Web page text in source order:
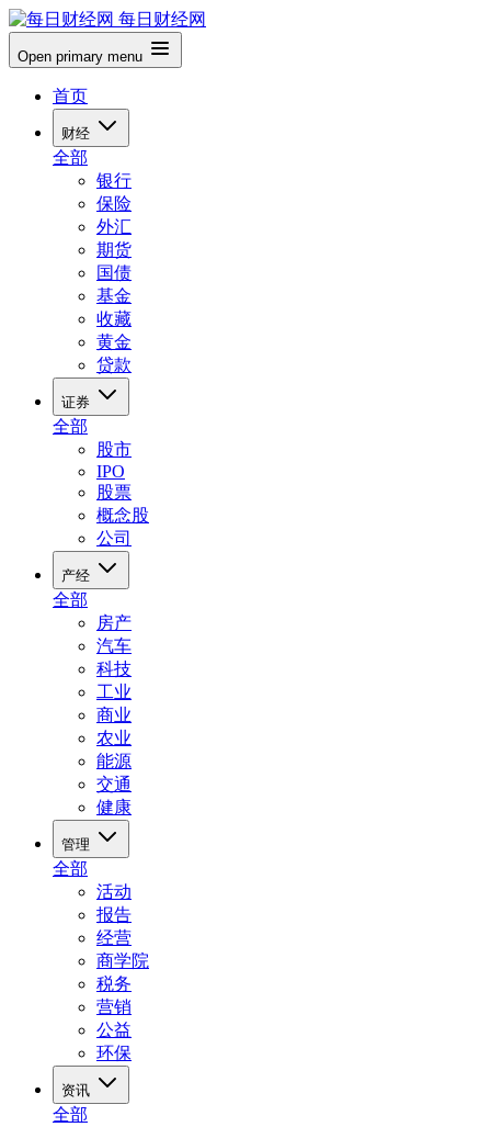
每日财经网
Open primary menu
首页
财经
全部
银行
保险
外汇
期货
国债
基金
收藏
黄金
贷款
证券
全部
股市
IPO
股票
概念股
公司
产经
全部
房产
汽车
科技
工业
商业
农业
能源
交通
健康
管理
全部
活动
报告
经营
商学院
税务
营销
公益
环保
资讯
全部